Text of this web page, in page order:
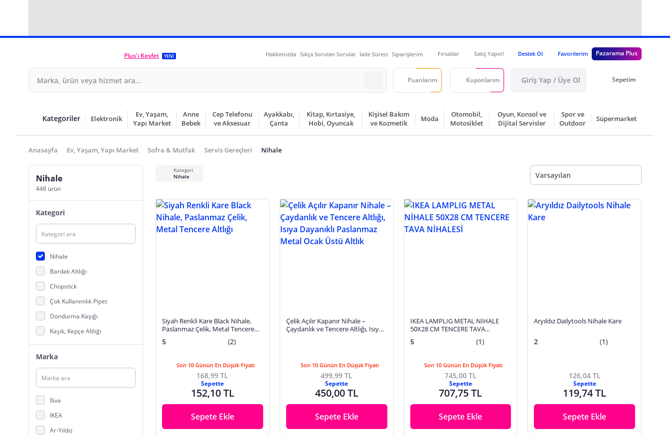
Plus'ı Keşfet YENİ Hakkımızda Sıkça Sorulan Sorular İade Süreci Siparişlerim Fırsatlar Satış Yapın! Destek Ol Favorilerim Pazarama Plus
Puanlarım Kuponlarım Giriş Yap / Üye Ol Sepetim
Kategoriler Elektronik
Ev, Yaşam,
Yapı Market
Anne
Bebek
Cep Telefonu
ve Aksesuar
Ayakkabı,
Çanta
Kitap, Kırtasiye,
Hobi, Oyuncak
Kişisel Bakım
ve Kozmetik
Moda
Otomobil,
Motosiklet
Oyun, Konsol ve
Dijital Servisler
Spor ve
Outdoor
Süpermarket
Anasayfa Ev, Yaşam, Yapı Market Sofra & Mutfak Servis Gereçleri Nihale
Nihale
448 ürün
Kategori
Nihale
Bardak Altlığı
Chopstick
Çok Kullanımlık Pipet
Dondurma Kaşığı
Kaşık, Kepçe Altlığı
Kepçe
Servis Maşası
Servis Seti
Marka
İliva
IKEA
Ar-Yıldız
Kategori
Nihale
Varsayılan
Siyah Renkli Kare Black Nihale,
Paslanmaz Çelik, Metal Tencere
5 (2)
Son 10 Günün En Düşük Fiyatı
168,99 TL
Sepette
152,10 TL
Sepete Ekle
Çelik Açılır Kapanır Nihale –
Çaydanlık ve Tencere Altlığı, Isıya
Son 10 Günün En Düşük Fiyatı
499,99 TL
Sepette
450,00 TL
Sepete Ekle
IKEA LAMPLIG METAL NİHALE
50X28 CM TENCERE TAVA
5 (1)
Son 10 Günün En Düşük Fiyatı
745,00 TL
Sepette
707,75 TL
Sepete Ekle
Aryıldız Dailytools Nihale Kare
2 (1)
126,04 TL
Sepette
119,74 TL
Sepete Ekle